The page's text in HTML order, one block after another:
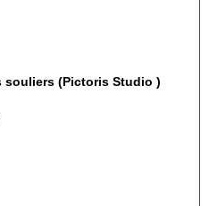
Le Père Noël dans ses petits souliers (Pictoris Studio )